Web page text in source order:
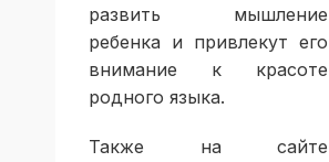
развить мышление
ребенка и привлекут его
внимание к красоте
родного языка.
Также на сайте